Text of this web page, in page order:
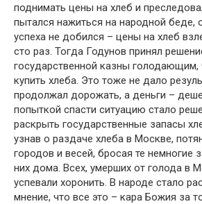
поднимать цены на хлеб и
пытался нажиться на народной беде,
успеха не добился – цены на хлеб
сто раз. Тогда Годунов принял
государственной казны голодающим,
купить хлеба. Это тоже не дало
продолжал дорожать, а деньги –
попыткой спасти ситуацию стало
раскрыть государственные запасы
узнав о раздаче хлеба в Москве,
городов и весей, бросая те немногие
них дома. Всех, умерших от голода в
успевали хоронить. В народе стало
мнение, что все это – кара Божия за